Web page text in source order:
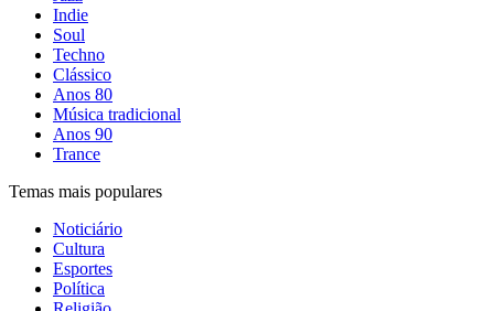
Indie
Soul
Techno
Clássico
Anos 80
Música tradicional
Anos 90
Trance
Temas mais populares
Noticiário
Cultura
Esportes
Política